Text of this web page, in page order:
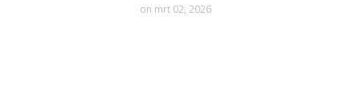
on mrt 02, 2026